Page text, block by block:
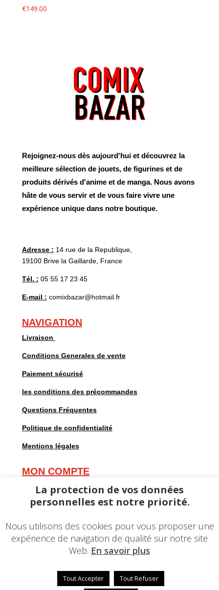
€149.00
Rejoignez-nous dès aujourd'hui et découvrez la
meilleure sélection de jouets, de figurines et de
produits dérivés d'anime et de manga. Nous avons
hâte de vous servir et de vous faire vivre une
expérience unique dans notre boutique.
Adresse : 14 rue de la Republique,
19100 Brive la Gaillarde, France
Tél. : 05 55 17 23 45
E-mail : comixbazar@hotmail.fr
NAVIGATION
Livraison
Conditions Generales de vente
Paiement sécurisé
les conditions des précommandes
Questions Fréquentes
Politique de confidentialité
Mentions légales
MON COMPTE
Mes commandes
Mes adresses
Mes informations personnelles
© 2023 – Une réalisation EDConcept24.fr–
La protection de vos données
personnelles est notre priorité.
Nous utilisons des cookies pour vous proposer une
expérience de navigation de qualité sur notre site
Web. En savoir plus
Tout Accepter Tout Refuser